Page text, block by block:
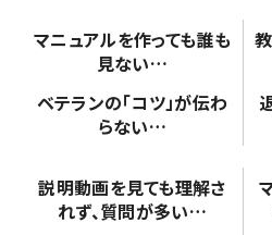
マニュアルを作っても誰も
見ない…
ベテランの「コツ」が伝わ
らない…
説明動画を見ても理解さ
れず、質問が多い…